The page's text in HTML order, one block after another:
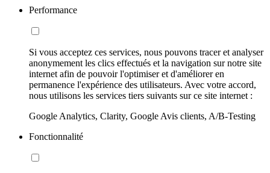
Performance
Si vous acceptez ces services, nous pouvons tracer et analyser
anonymement les clics effectués et la navigation sur notre site
internet afin de pouvoir l'optimiser et d'améliorer en
permanence l'expérience des utilisateurs. Avec votre accord,
nous utilisons les services tiers suivants sur ce site internet :
Google Analytics, Clarity, Google Avis clients, A/B-Testing
Fonctionnalité